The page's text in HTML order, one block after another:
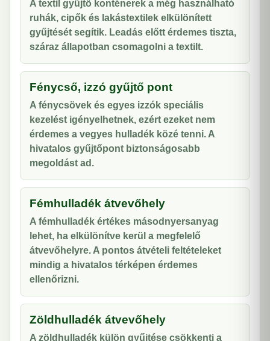
A textil gyűjtő konténerek a még használható
ruhák, cipők és lakástextilek elkülönített
gyűjtését segítik. Leadás előtt érdemes tiszta,
száraz állapotban csomagolni a textilt.
Fénycső, izzó gyűjtő pont
A fénycsövek és egyes izzók speciális
kezelést igényelhetnek, ezért ezeket nem
érdemes a vegyes hulladék közé tenni. A
hivatalos gyűjtőpont biztonságosabb
megoldást ad.
Fémhulladék átvevőhely
A fémhulladék értékes másodnyersanyag
lehet, ha elkülönítve kerül a megfelelő
átvevőhelyre. A pontos átvételi feltételeket
mindig a hivatalos térképen érdemes
ellenőrizni.
Zöldhulladék átvevőhely
A zöldhulladék külön gyűjtése csökkenti a